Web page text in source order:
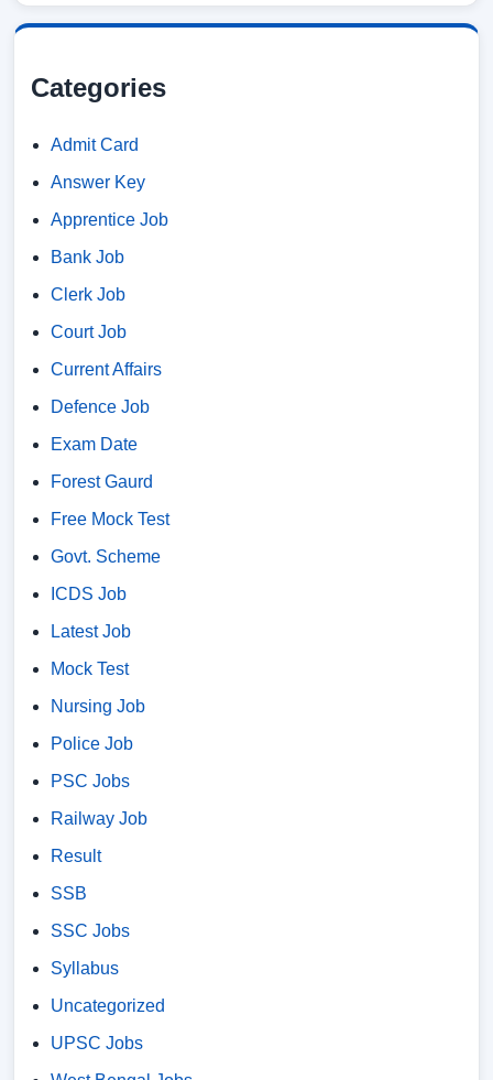
Categories
Admit Card
Answer Key
Apprentice Job
Bank Job
Clerk Job
Court Job
Current Affairs
Defence Job
Exam Date
Forest Gaurd
Free Mock Test
Govt. Scheme
ICDS Job
Latest Job
Mock Test
Nursing Job
Police Job
PSC Jobs
Railway Job
Result
SSB
SSC Jobs
Syllabus
Uncategorized
UPSC Jobs